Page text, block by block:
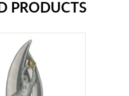
PRODUCTS